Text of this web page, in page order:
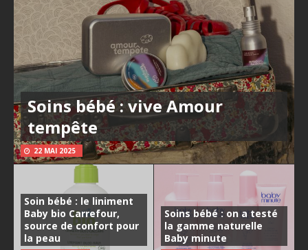
Soins bébé : vive Amour
tempête
22 MAI 2025
Soin bébé : le liniment
Baby bio Carrefour,
source de confort pour
la peau
Soins bébé : on a testé
la gamme naturelle
Baby minute